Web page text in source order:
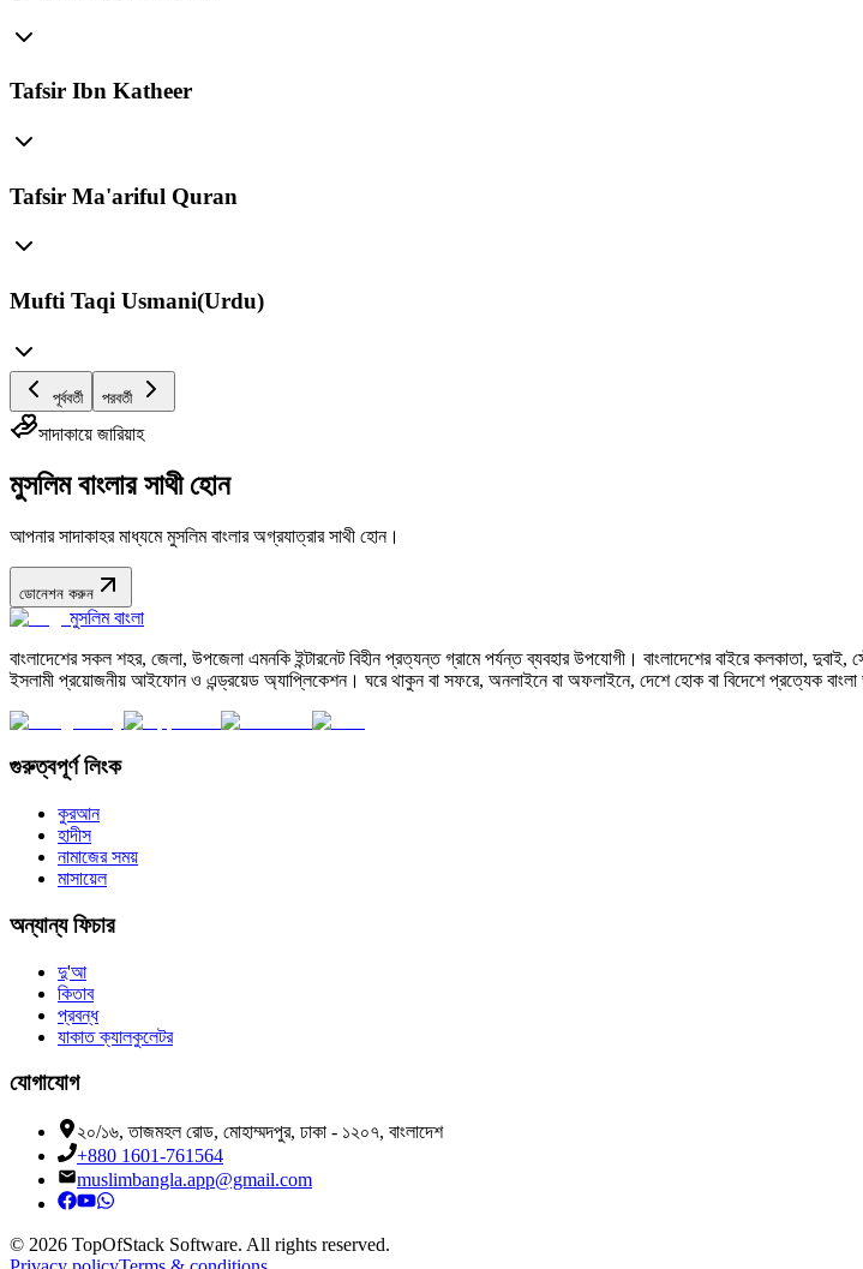
Tafsir Ibn Katheer
Tafsir Ma'ariful Quran
Mufti Taqi Usmani(Urdu)
পূর্ববর্তী পরবর্তী
সাদাকায়ে জারিয়াহ
মুসলিম বাংলার সাথী হোন
আপনার সাদাকাহর মাধ্যমে মুসলিম বাংলার অগ্রযাত্রার সাথী হোন।
ডোনেশন করুন
মুসলিম বাংলা
বাংলাদেশের সকল শহর, জেলা, উপজেলা এমনকি ইন্টারনেট বিহীন প্রত্যন্ত গ্রামে পর্যন্ত ব্যবহার উপযোগী। বাংলাদেশের বাইরে কলকাতা, দুবাই,
ইসলামী প্রয়োজনীয় আইফোন ও এন্ড্রয়েড অ্যাপ্লিকেশন। ঘরে থাকুন বা সফরে, অনলাইনে বা অফলাইনে, দেশে হোক বা বিদেশে প্রত্যেক বাংলা
গুরুত্বপূর্ণ লিংক
কুরআন
হাদীস
নামাজের সময়
মাসায়েল
অন্যান্য ফিচার
দু'আ
কিতাব
প্রবন্ধ
যাকাত ক্যালকুলেটর
যোগাযোগ
২০/১৬, তাজমহল রোড, মোহাম্মদপুর, ঢাকা - ১২০৭, বাংলাদেশ
+880 1601-761564
muslimbangla.app@gmail.com
© 2026 TopOfStack Software. All rights reserved.